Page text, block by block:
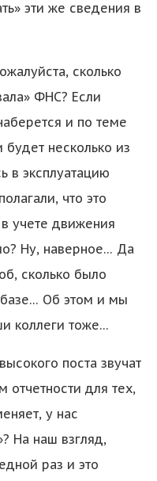
эти же сведения в
сколько
ФНС? Если
и по теме
будет несколько из
в эксплуатацию
что это
учете движения
Ну, наверное… Да
сколько было
Об этом и мы
коллеги тоже…
поста звучат
для тех,
у нас
На наш взгляд,
раз и это